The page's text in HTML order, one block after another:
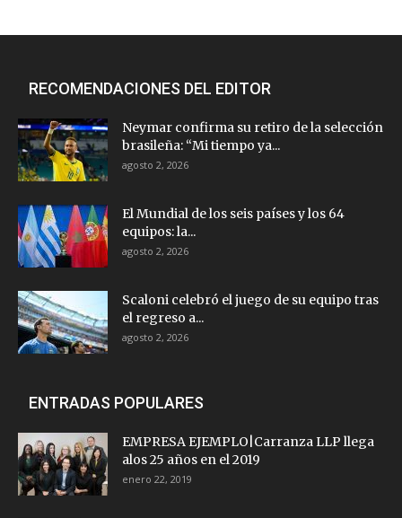
RECOMENDACIONES DEL EDITOR
Neymar confirma su retiro de la selección
brasileña: “Mi tiempo ya...
agosto 2, 2026
El Mundial de los seis países y los 64
equipos: la...
agosto 2, 2026
Scaloni celebró el juego de su equipo tras
el regreso a...
agosto 2, 2026
ENTRADAS POPULARES
EMPRESA EJEMPLO|Carranza LLP llega
alos 25 años en el 2019
enero 22, 2019